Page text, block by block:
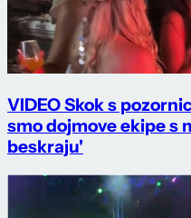
VIDEO Skok s
smo dojmove ekipe s
beskraju'